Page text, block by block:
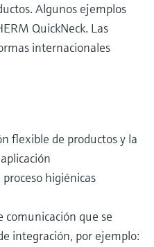
Algunos ejemplos
QuickNeck. Las
internacionales
flexible de productos y la
higiénicas
comunicación que se
integración, por ejemplo: